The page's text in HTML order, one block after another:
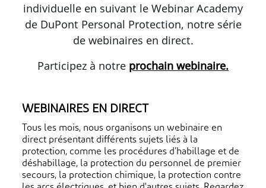
individuelle en suivant le Webinar Academy
de DuPont Personal Protection, notre série
de webinaires en direct.
Participez à notre prochain webinaire.
WEBINAIRES EN DIRECT
Tous les mois, nous organisons un webinaire en
direct présentant différents sujets liés à la
protection, comme les procédures d’habillage et de
déshabillage, la protection du personnel de premier
secours, la protection chimique, la protection contre